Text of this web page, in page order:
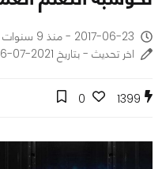
2017-06-23 - منذ 9 سنوات
اخر تحديث - بتاريخ 2021-07-26
1399
0